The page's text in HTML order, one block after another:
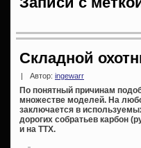
Складной
Автор: ingewarr
По понятный причинам
множестве моделей. На
заключается в
дорогих собратьев карбон
и на ТТХ.